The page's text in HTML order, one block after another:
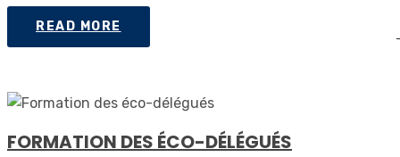
READ MORE
FORMATION DES ÉCO-DÉLÉGUÉS